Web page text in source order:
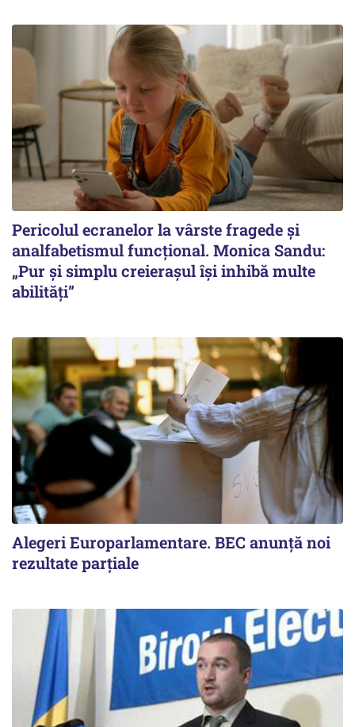
Pericolul ecranelor la vârste fragede și
analfabetismul funcțional. Monica Sandu:
„Pur și simplu creierașul își inhibă multe
abilități”
Alegeri Europarlamentare. BEC anunţă noi
rezultate parţiale